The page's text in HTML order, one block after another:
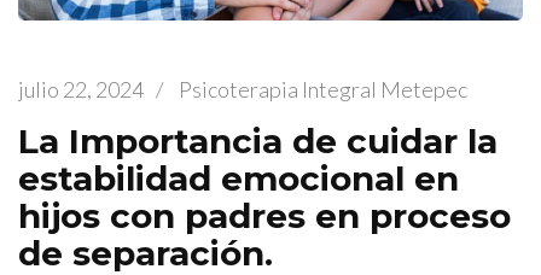
julio 22, 2024 / Psicoterapia Integral Metepec
La Importancia de cuidar la
estabilidad emocional en
hijos con padres en proceso
de separación.